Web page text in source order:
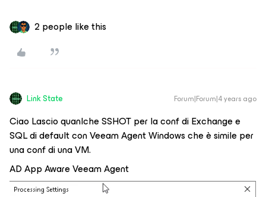
2 people like this
Link State Forum|Forum|4 years ago
Ciao Lascio quanlche SSHOT per la conf di Exchange e
SQL di default con Veeam Agent Windows che è simile per
una conf di una VM.
AD App Aware Veeam Agent